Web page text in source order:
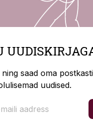
saad oma
uudised.